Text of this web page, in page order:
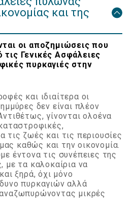
και της
οι αποζημιώσεις που
Γενικές Ασφάλειες
πυρκαγιές στην
και ιδιαίτερα οι
δεν είναι πλέον
γίνονται ολοένα
τις ζωές και τις περιουσίες
καθώς και την οικονομία.
έντονα τις συνέπειες της
με τα καλοκαίρια να
ξηρά, όχι μόνο
πυρκαγιών αλλά
μικρές